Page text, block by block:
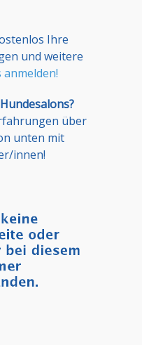
Ihre
und weitere
über
unten mit
innen!